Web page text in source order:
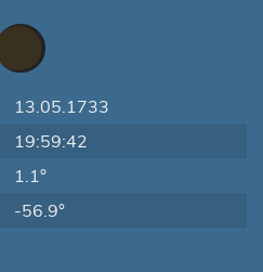
13.05.1733
19:59:42
1.1°
-56.9°